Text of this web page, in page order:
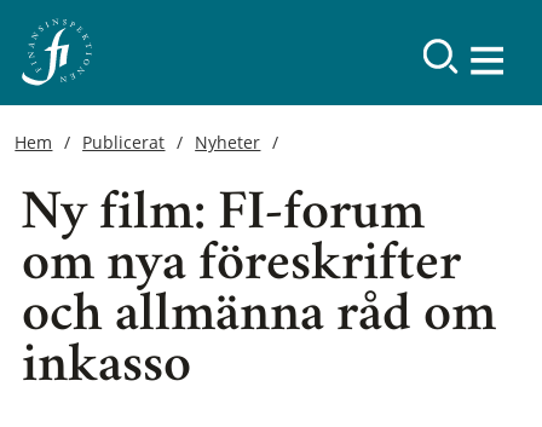
Hem Publicerat Nyheter
Ny film: FI-forum
om nya föreskrifter
och allmänna råd om
inkasso